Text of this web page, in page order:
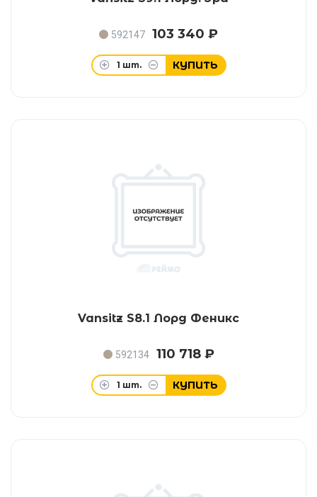
592147 103 340 ₽
1 шт. КУПИТЬ
Vansitz S8.1 Лорд Феникс
592134 110 718 ₽
1 шт. КУПИТЬ